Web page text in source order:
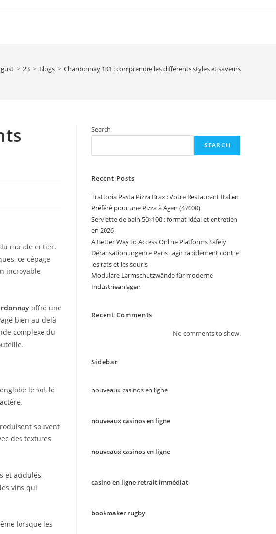
> 23 > Blogs > Chardonnay 101 : comprendre les différents styles et saveurs
monde entier.
ce cépage
incroyable
offre une
bien au-delà
complexe du
le sol, le
souvent
des textures
et acidulés,
vins qui
lorsque les
Search
SEARCH
Recent Posts
Trattoria Pasta Pizza Brax : Votre Restaurant Italien
Préféré pour une Pizza à Agen (47000)
Serviette de bain 50×100 : format idéal et entretien
en 2026
A Better Way to Access Online Platforms Safely
Dératisation urgence Paris : agir rapidement contre
les rats et les souris
Modulare Lärmschutzwände für moderne
Industrieanlagen
Recent Comments
No comments to show.
Sidebar
nouveaux casinos en ligne
nouveaux casinos en ligne
nouveaux casinos en ligne
casino en ligne retrait immédiat
bookmaker rugby